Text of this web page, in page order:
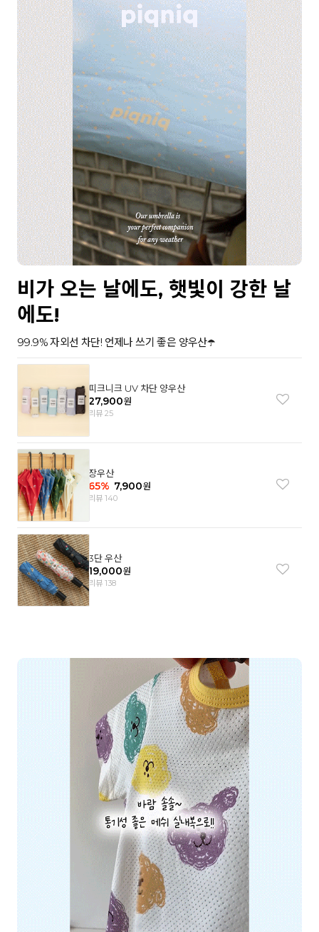
비가 오는 날에도, 햇빛이 강한 날
에도!
99.9% 자외선 차단! 언제나 쓰기 좋은 양우산☂️
피크니크 UV 차단 양우산
27,900원
리뷰 25
장우산
65% 7,900원
리뷰 140
3단 우산
19,000원
리뷰 138